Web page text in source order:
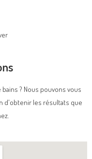
? Nous pouvons vous
d'obtenir les résultats que